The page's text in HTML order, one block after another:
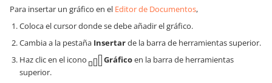
Para insertar un gráfico en el Editor de Documentos,
Coloca el cursor donde se debe añadir el gráfico.
Cambia a la pestaña Insertarde la barra de herramientas superior.
Haz clic en el icono
Gráficoen la barra de herramientas
superior.